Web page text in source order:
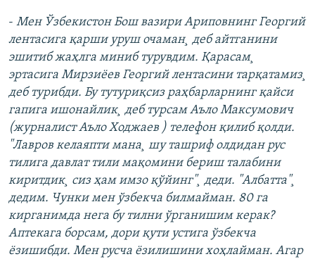
- Мен Ўзбекистон Бош вазири Ариповнинг Георгий
лентасига қарши уруш очаман¸ деб айтганини
эшитиб жаҳлга миниб турувдим. Қарасам¸
эртасига Мирзиëев Георгий лентасини тарқатамиз¸
деб турибди. Бу тутуриқсиз раҳбарларнинг қайси
гапига ишонайлик¸ деб турсам Аъло Максумович
(журналист Аъло Ходжаев ) телефон қилиб қолди.
"Лавров келаяпти мана¸ шу ташриф олдидан рус
тилига давлат тили мақомини бериш талабини
киритдик¸ сиз ҳам имзо қўйинг"¸ деди. "Албатта"¸
дедим. Чунки мен ўзбекча билмайман. 80 га
кирганимда нега бу тилни ўрганишим керак?
Аптекага борсам, дори қути устига ўзбекча
ëзишибди. Мен русча ëзилишини хоҳлайман. Агар